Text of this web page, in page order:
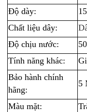
Độ dày:
Chất liệu dây:
Độ chịu nước:
Tính năng khác:
Bảo hành chính
hãng:
5
Màu mặt: